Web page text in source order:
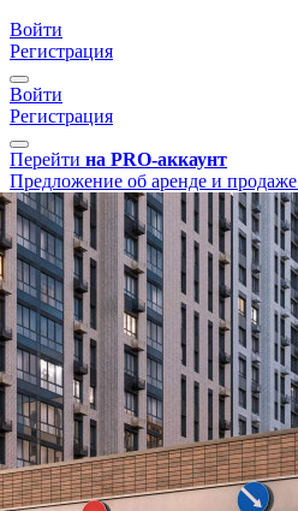
Войти
Регистрация
Войти
Регистрация
Перейти на PRO-аккаунт
Предложение об аренде и продаже